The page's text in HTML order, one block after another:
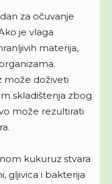
za očuvanje
je vlaga
materija,
može doživeti
skladištenja zbog
može rezultirati
kukuruz stvara
gljivica i bakterija